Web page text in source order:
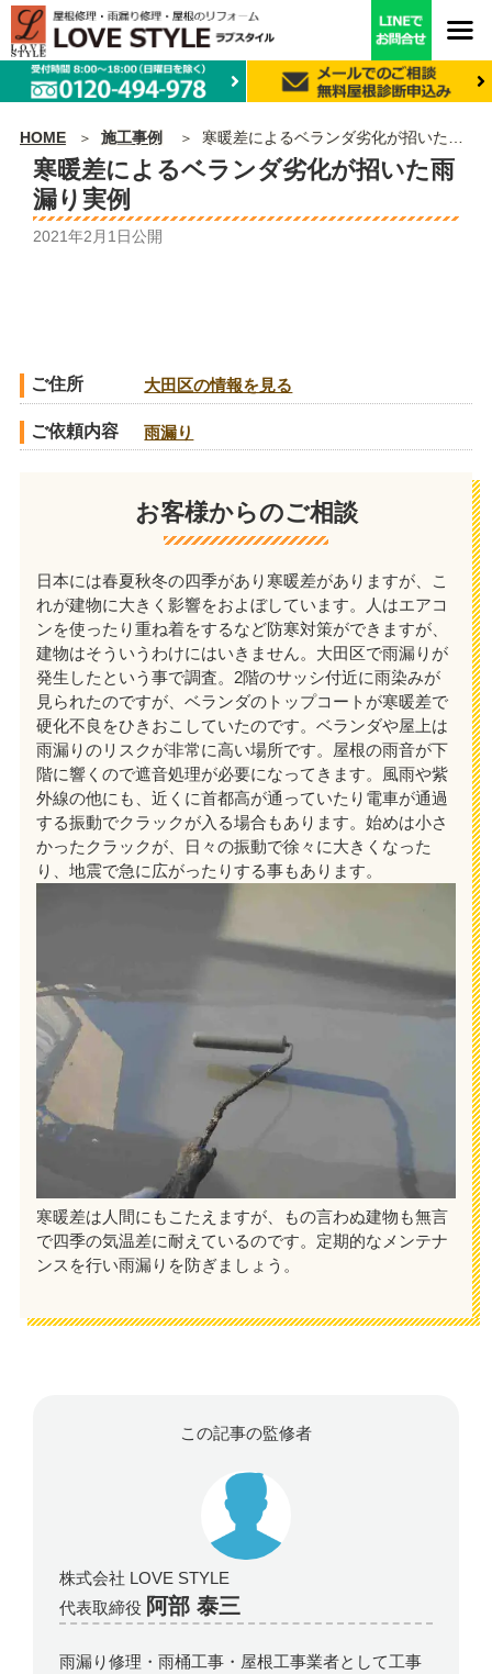
HOME 施工事例 寒暖差によるベランダ劣化が招いた雨漏り実例
寒暖差によるベランダ劣化が招いた雨
漏り実例
2021年2月1日公開
ご住所 大田区の情報を見る
ご依頼内容 雨漏り
お客様からのご相談
日本には春夏秋冬の四季があり寒暖差がありますが、こ
れが建物に大きく影響をおよぼしています。人はエアコ
ンを使ったり重ね着をするなど防寒対策ができますが、
建物はそういうわけにはいきません。大田区で雨漏りが
発生したという事で調査。2階のサッシ付近に雨染みが
見られたのですが、ベランダのトップコートが寒暖差で
硬化不良をひきおこしていたのです。ベランダや屋上は
雨漏りのリスクが非常に高い場所です。屋根の雨音が下
階に響くので遮音処理が必要になってきます。風雨や紫
外線の他にも、近くに首都高が通っていたり電車が通過
する振動でクラックが入る場合もあります。始めは小さ
かったクラックが、日々の振動で徐々に大きくなった
り、地震で急に広がったりする事もあります。
寒暖差は人間にもこたえますが、もの言わぬ建物も無言
で四季の気温差に耐えているのです。定期的なメンテナ
ンスを行い雨漏りを防ぎましょう。
この記事の監修者
株式会社 LOVE STYLE
代表取締役 阿部 泰三
雨漏り修理・雨桶工事・屋根工事業者として工事